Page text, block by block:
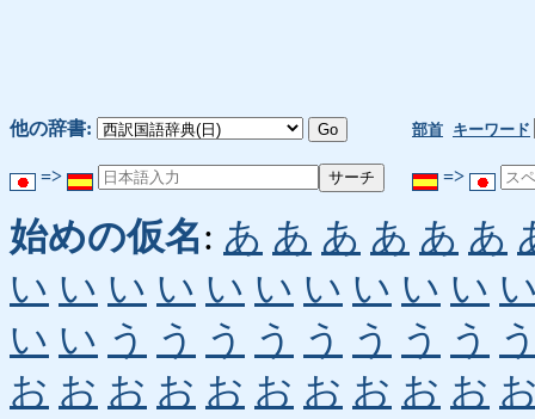
他の辞書: 部首 キーワード
=> =>
始めの仮名: あ あ あ あ あ あ
い い い い い い い い い い
い い う う う う う う う う
お お お お お お お お お お